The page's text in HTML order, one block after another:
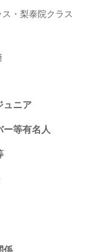
・梨泰院クラス
ュニア
ー等有名人
係